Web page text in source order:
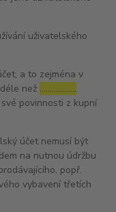
uživatelského
a to zejména v
než ………………
povinnosti z kupní
účet nemusí být
na nutnou údržbu
popř.
vybavení třetích